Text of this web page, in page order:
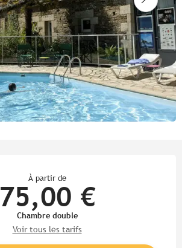
À partir de
75,00 €
Chambre double
Voir tous les tarifs